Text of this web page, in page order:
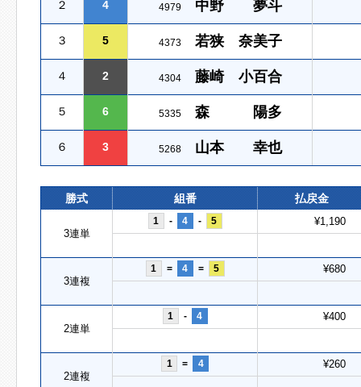
２ 4 4979 中野 夢斗
３ 5 4373 若狭 奈美子
４ 2 4304 藤崎 小百合
５ 6 5335 森 陽多
６ 3 5268 山本 幸也
勝式 組番 払戻金
3連単
1 - 4 - 5 ¥1,190
3連複
1 = 4 = 5 ¥680
2連単
1 - 4 ¥400
2連複
1 = 4 ¥260